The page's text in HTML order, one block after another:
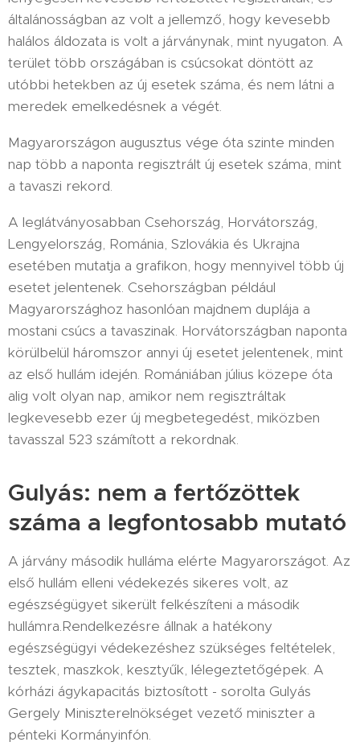
általánosságban az volt a jellemző, hogy kevesebb
halálos áldozata is volt a járványnak, mint nyugaton. A
terület több országában is csúcsokat döntött az
utóbbi hetekben az új esetek száma, és nem látni a
meredek emelkedésnek a végét.
Magyarországon augusztus vége óta szinte minden
nap több a naponta regisztrált új esetek száma, mint
a tavaszi rekord.
A leglátványosabban Csehország, Horvátország,
Lengyelország, Románia, Szlovákia és Ukrajna
esetében mutatja a grafikon, hogy mennyivel több új
esetet jelentenek. Csehországban például
Magyarországhoz hasonlóan majdnem duplája a
mostani csúcs a tavaszinak. Horvátországban naponta
körülbelül háromszor annyi új esetet jelentenek, mint
az első hullám idején. Romániában július közepe óta
alig volt olyan nap, amikor nem regisztráltak
legkevesebb ezer új megbetegedést, miközben
tavasszal 523 számított a rekordnak.
Gulyás: nem a fertőzöttek
száma a legfontosabb mutató
A járvány második hulláma elérte Magyarországot. Az
első hullám elleni védekezés sikeres volt, az
egészségügyet sikerült felkészíteni a második
hullámra.Rendelkezésre állnak a hatékony
egészségügyi védekezéshez szükséges feltételek,
tesztek, maszkok, kesztyűk, lélegeztetőgépek. A
kórházi ágykapacitás biztosított - sorolta Gulyás
Gergely Miniszterelnökséget vezető miniszter a
pénteki Kormányinfón.